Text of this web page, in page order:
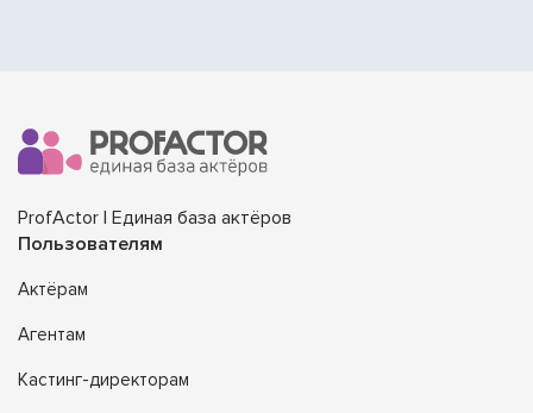
ProfActor | Единая база актёров
Пользователям
Актёрам
Агентам
Кастинг-директорам